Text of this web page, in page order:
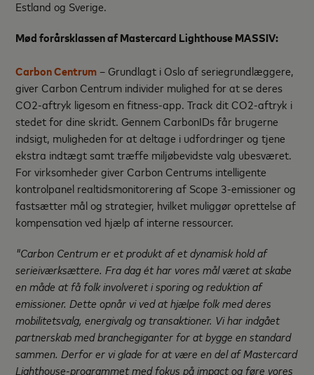
Estland og Sverige.
Mød forårsklassen af Mastercard Lighthouse MASSIV:
Carbon Centrum– Grundlagt i Oslo af seriegrundlæggere,
giver Carbon Centrum individer mulighed for at se deres
CO2-aftryk ligesom en fitness-app. Track dit CO2-aftryk i
stedet for dine skridt. Gennem CarbonIDs får brugerne
indsigt, muligheden for at deltage i udfordringer og tjene
ekstra indtægt samt træffe miljøbevidste valg ubesværet.
For virksomheder giver Carbon Centrums intelligente
kontrolpanel realtidsmonitorering af Scope 3-emissioner og
fastsætter mål og strategier, hvilket muliggør oprettelse af
kompensation ved hjælp af interne ressourcer.
"Carbon Centrum er et produkt af et dynamisk hold af
serieiværksættere. Fra dag ét har vores mål været at skabe
en måde at få folk involveret i sporing og reduktion af
emissioner. Dette opnår vi ved at hjælpe folk med deres
mobilitetsvalg, energivalg og transaktioner. Vi har indgået
partnerskab med branchegiganter for at bygge en standard
sammen. Derfor er vi glade for at være en del af Mastercard
Lighthouse-programmet med fokus på impact og føre vores